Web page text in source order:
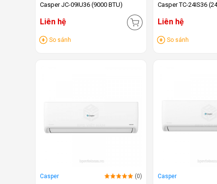
Casper JC-09IU36 (9000 BTU)
Liên hệ
So sánh
Casper TC-24IS36
Liên hệ
So sánh
Casper (0) Casper